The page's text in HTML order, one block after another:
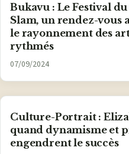
Bukavu : Le Festival
Slam, un rendez-vous
le rayonnement des
rythmés
07/09/2024
Culture-Portrait :
quand dynamisme et
engendrent le succès